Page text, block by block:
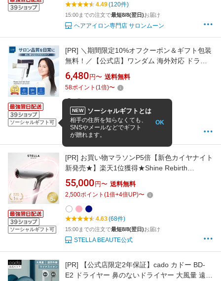
4.49(120件)
15:00までの注文で最短8/8(翌日)お届け
ヘアアイロン専門店 サロンムーン
ソーシャルギフト可
[PR] ＼期間限定10%オフクーポン＆ギフト包装
無料！／【公式店】ワンダム 海外対応 ドライ
ヤー 海外赴任 旅行 留学 大風量 軽量 コンパク
ト 240V対応 プラズマケア 速乾 プラズマケア
6,480 円〜 送料無料
58ポイント (1倍)〜
4.45 (518件)
15:00までの注文で 最短8/8(翌日) お届け
Onedam ワンダム公式ストア
ソーシャルギフト可
[PR] お買い物マラソンP5倍【新色カイヤナイト
新発売★】楽天1位獲得★Shine Rebirth
HairDryer JEWEL★ ドライヤー STELLA
BEAUTE LLLT プラズマイオン 速乾 艶 美髪 髪
質改善 キューティクル 潤い まとまり さらさら
頭皮ケア 育毛 海外対応 ツヤ
55,000 円〜 送料無料
2,500ポイント (1倍+4倍UP)〜
4.63(68件)
15:00までの注文で最短8/8(翌日)お届け
STELLA BEAUTE公式
[PR]
【公式店限定2年保証】cado カドー BD-
E2 ドライヤー 鼻のないドライヤー 大風量 遠赤
NEW ソーシャルギフトとは
相手の住所を知らなくても、
SNSやメールなどでギフト
が贈れます。
OK